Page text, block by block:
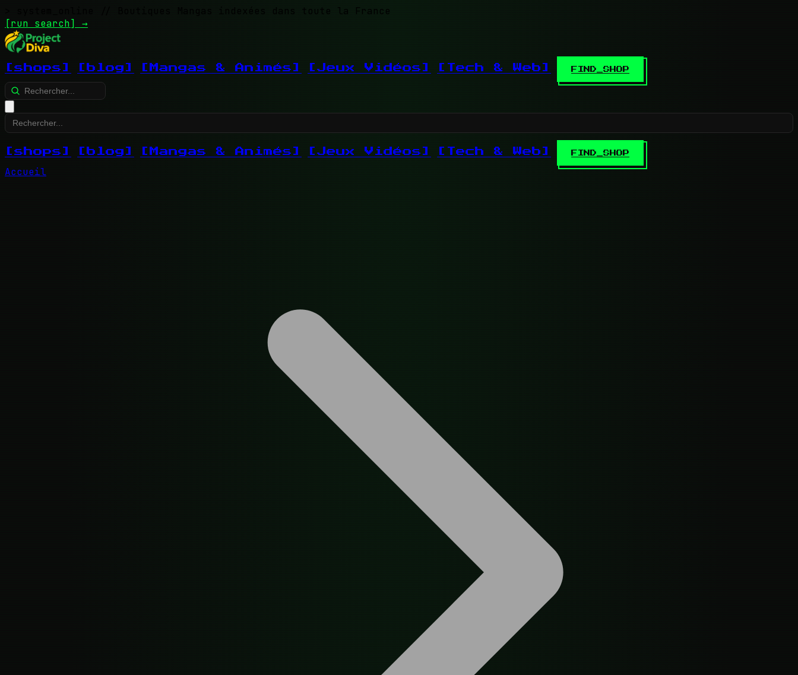
// Boutiques Mangas indexées dans toute la France
[run search] →
[shops] [blog] [Mangas & Animés] [Jeux Vidéos] [Tech & Web] FIND_SHOP
[shops] [blog] [Mangas & Animés] [Jeux Vidéos] [Tech & Web] FIND_SHOP
Accueil